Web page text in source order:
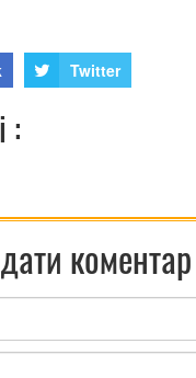
Twitter
:
коментар